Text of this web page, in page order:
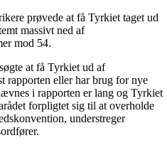
prøvede at få Tyrkiet taget ud
massivt ned af
mod 54.
at få Tyrkiet ud af
rapporten eller har brug for nye
i rapporten er lang og Tyrkiet
forpligtet sig til at overholde
understreger